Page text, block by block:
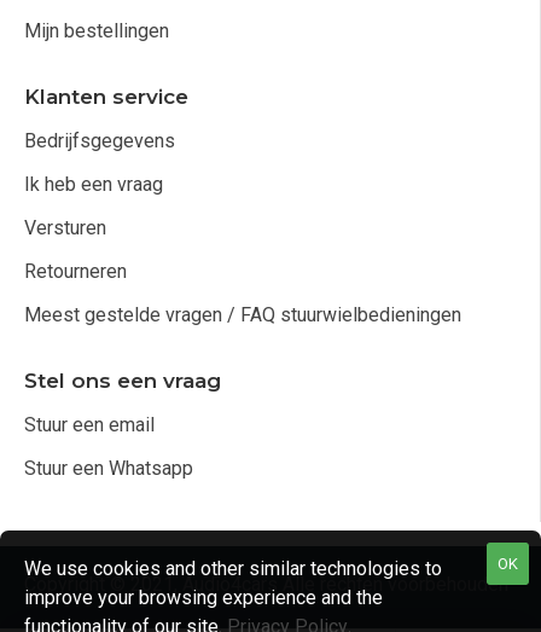
Mijn bestellingen
Klanten service
Bedrijfsgegevens
Ik heb een vraag
Versturen
Retourneren
Meest gestelde vragen / FAQ stuurwielbedieningen
Stel ons een vraag
Stuur een email
Stuur een Whatsapp
Copyright © 2021, Audio4cars Alle rechten voorbehouden
OK
We use cookies and other similar technologies to
improve your browsing experience and the
functionality of our site. Privacy Policy.